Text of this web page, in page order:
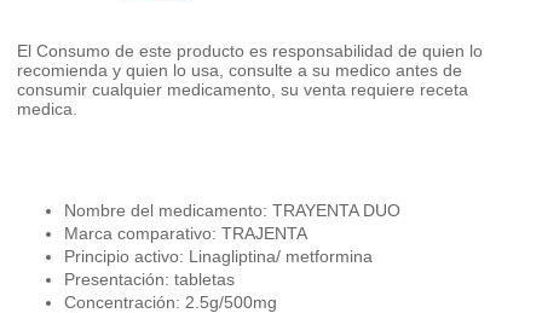
El Consumo de este producto es responsabilidad de quien lo
recomienda y quien lo usa, consulte a su medico antes de
consumir cualquier medicamento, su venta requiere receta
medica.
Nombre del medicamento: TRAYENTA DUO
Marca comparativo: TRAJENTA
Principio activo: Linagliptina/ metformina
Presentación: tabletas
Concentración: 2.5g/500mg